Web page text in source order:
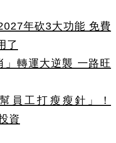
年砍3大功能 免費
了
」轉運大逆襲 一路旺
員工打瘦瘦針」！
資